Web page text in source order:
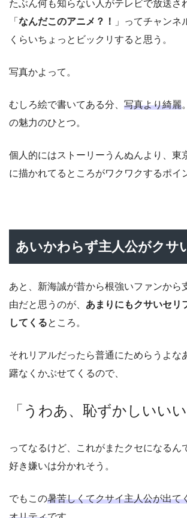
たぶん何も知らない人がテレビで放送さ
「 なんだこのアニメ？！
」ってチャンネ
くらいちょっとビックリすると思う。
写真かよって。
むしろ絵で書いてある分、 写真より綺麗
の魅力のひとつ。
個人的にはストーリーうんぬんより、東
に描かれてるところがワクワクするポイ
あいかわらず主人公がクサ
あと、新海誠が昔から根強いファンから
由だと思うのが、 あまりにもクサいセリ
してくるところ。
それリアルだったら普通にためらうよな
躇なくかぶせてくるので、
「うわあ、恥ずかしいいい
ってなるけど、これがまたクセになるん
好き嫌いは分かれそう。
でもこの暑苦しくてクサイ主人公が出て